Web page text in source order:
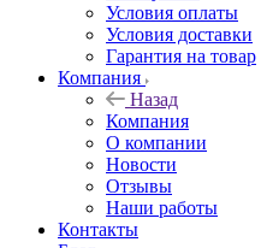
Условия оплаты
Условия доставки
Гарантия на товар
Компания
Назад
Компания
О компании
Новости
Отзывы
Наши работы
Контакты